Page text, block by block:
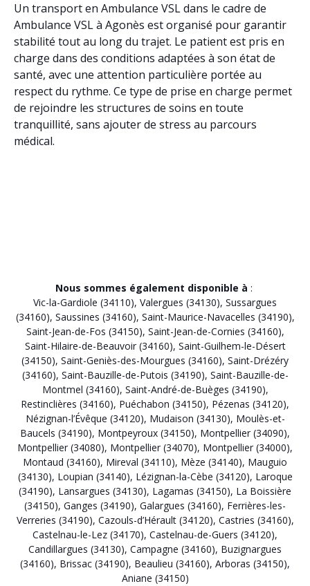
Un transport en Ambulance VSL dans le cadre de
Ambulance VSL à Agonès est organisé pour garantir
stabilité tout au long du trajet. Le patient est pris en
charge dans des conditions adaptées à son état de
santé, avec une attention particulière portée au
respect du rythme. Ce type de prise en charge permet
de rejoindre les structures de soins en toute
tranquillité, sans ajouter de stress au parcours
médical.
Nous sommes également disponible à :
Vic-la-Gardiole (34110), Valergues (34130), Sussargues
(34160), Saussines (34160), Saint-Maurice-Navacelles (34190),
Saint-Jean-de-Fos (34150), Saint-Jean-de-Cornies (34160),
Saint-Hilaire-de-Beauvoir (34160), Saint-Guilhem-le-Désert
(34150), Saint-Geniès-des-Mourgues (34160), Saint-Drézéry
(34160), Saint-Bauzille-de-Putois (34190), Saint-Bauzille-de-
Montmel (34160), Saint-André-de-Buèges (34190),
Restinclières (34160), Puéchabon (34150), Pézenas (34120),
Nézignan-l’Évêque (34120), Mudaison (34130), Moulès-et-
Baucels (34190), Montpeyroux (34150), Montpellier (34090),
Montpellier (34080), Montpellier (34070), Montpellier (34000),
Montaud (34160), Mireval (34110), Mèze (34140), Mauguio
(34130), Loupian (34140), Lézignan-la-Cèbe (34120), Laroque
(34190), Lansargues (34130), Lagamas (34150), La Boissière
(34150), Ganges (34190), Galargues (34160), Ferrières-les-
Verreries (34190), Cazouls-d’Hérault (34120), Castries (34160),
Castelnau-le-Lez (34170), Castelnau-de-Guers (34120),
Candillargues (34130), Campagne (34160), Buzignargues
(34160), Brissac (34190), Beaulieu (34160), Arboras (34150),
Aniane (34150)